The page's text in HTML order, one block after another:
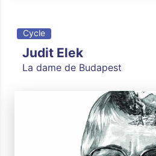
Cycle
Judit Elek
La dame de Budapest